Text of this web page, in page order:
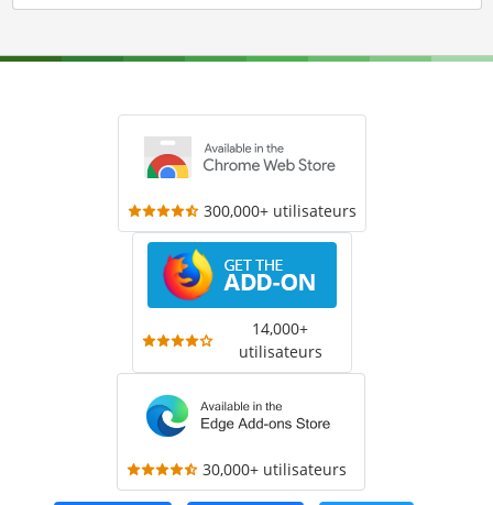
300,000+ utilisateurs
14,000+
utilisateurs
30,000+ utilisateurs